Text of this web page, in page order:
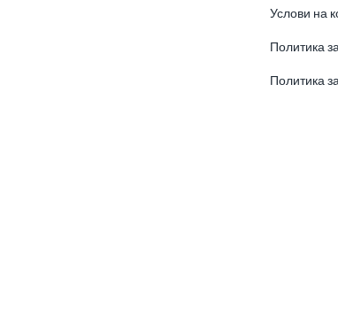
Услови на
Политика
Политика